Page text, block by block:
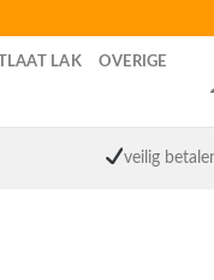
LAK OVERIGE
veilig